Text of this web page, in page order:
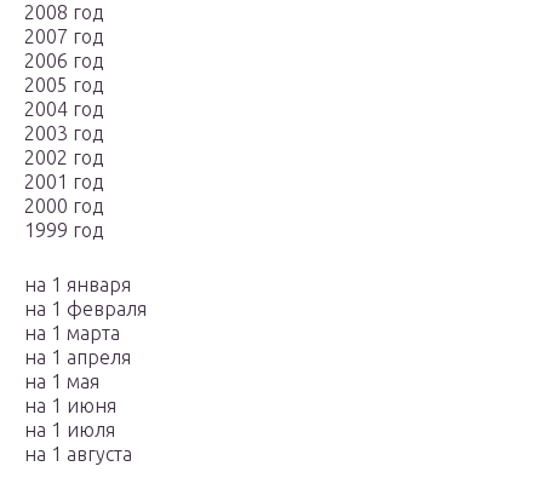
2008 год
2007 год
2006 год
2005 год
2004 год
2003 год
2002 год
2001 год
2000 год
1999 год
на 1 января
на 1 февраля
на 1 марта
на 1 апреля
на 1 мая
на 1 июня
на 1 июля
на 1 августа